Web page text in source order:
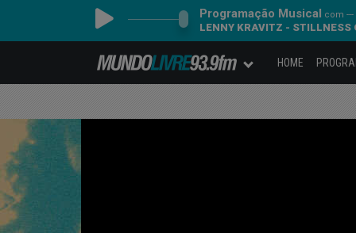
Programação Musical com ---
LENNY KRAVITZ - STILLNESS
HOME